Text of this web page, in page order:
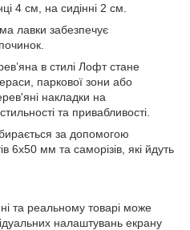
4 см, на сидінні 2 см.
лавки забезпечує
в стилі Лофт стане
паркової зони або
накладки на
та привабливості.
за допомогою
6х50 мм та саморізів, які йдуть
та реальному товарі може
налаштувань екрану